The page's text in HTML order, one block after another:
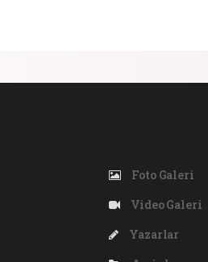
Foto Galeri
Video Galeri
Yazarlar